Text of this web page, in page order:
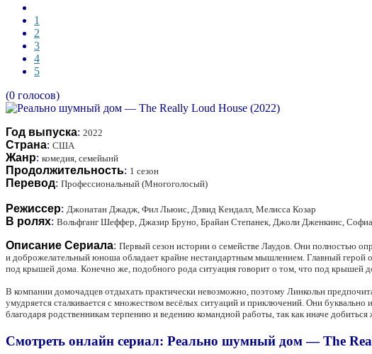
1
2
3
4
5
(0 голосов)
Год выпуска: 2022
Страна: США
Жанр: комедия, семейынй
Продолжительность: 1 сезон
Перевод: Профессиональный (Многоголосый)
Режиссер: Джонатан Джадж, Фил Льюис, Дэвид Кендалл, Мелисса Козар
В ролях: Вольфганг Шеффер, Джазир Бруно, Брайан Степанек, Джоли Дженкинс,
Описание Сериала: Первый сезон истории о семействе Лаудов. Они полностью
и доброжелательный юноша обладает крайне нестандартным мышлением. Главный герой
под крышей дома. Конечно же, подобного рода ситуация говорит о том, что под крышей
В компании домочадцев отдыхать практически невозможно, поэтому Линкольн
умудряется сталкивается с множеством весёлых ситуаций и приключений. Они
благодаря родственникам терпению и ведению командной работы, так как иначе добиться
Смотреть онлайн сериал: Реально шумный дом — The